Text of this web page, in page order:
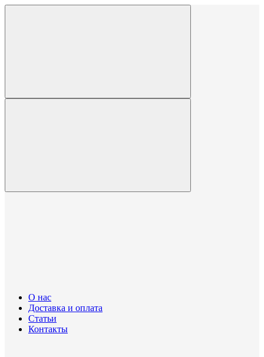
О нас
Доставка и оплата
Статьи
Контакты